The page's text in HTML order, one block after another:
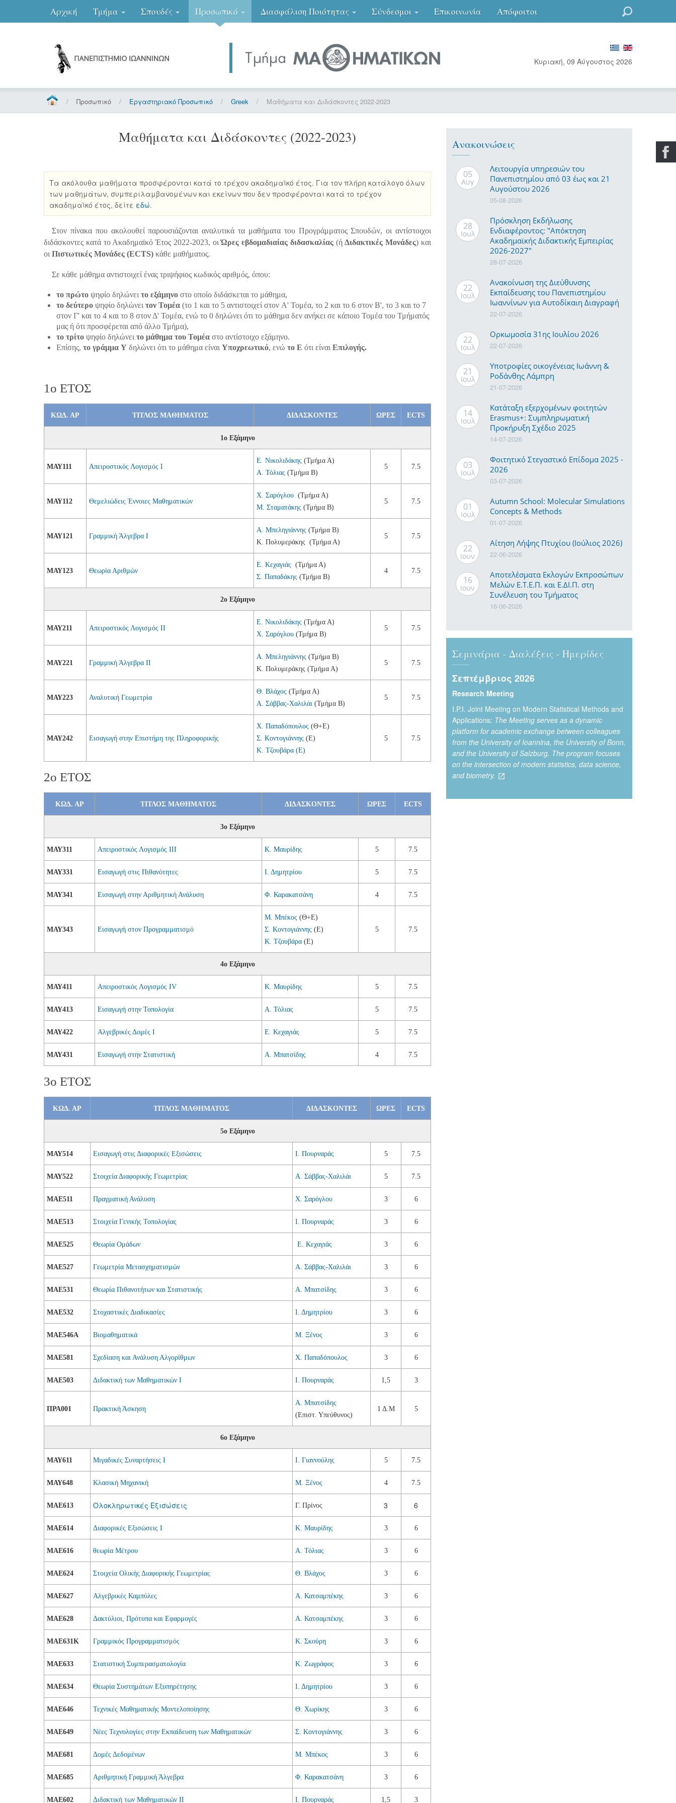
Αρχική Τμήμα Σπουδές Προσωπικό Διασφάλιση Ποιότητας Σύνδεσμοι Επικοινωνία Απόφοιτοι
Κυριακή, 09 Αύγουστος 2026
/ Προσωπικό / Εργαστηριακό Προσωπικό / Greek / Μαθήματα και Διδάσκοντες 2022-2023
Μαθήματα και Διδάσκοντες (2022-2023)
Τα ακόλουθα μαθήματα προσφέρονται κατά το τρέχον ακαδημαϊκό έτος. Για τον πλήρη κατάλογο όλων
των μαθημάτων, συμπεριλαμβανομένων και εκείνων που δεν προσφέρονται κατά το τρέχον
ακαδημαϊκό έτος, δείτε εδώ.
Στον πίνακα που ακολουθεί παρουσιάζονται αναλυτικά τα μαθήματα του Προγράμματος Σπουδών, οι αντίστοιχοι
διδάσκοντες κατά το Ακαδημαϊκό Έτος 2022-2023, οιΏρες εβδομαδιαίας διδασκαλίας(ήΔιδακτικές Μονάδες) και
οι Πιστωτικές Μονάδες (ECTS) κάθε μαθήματος.
Σε κάθε μάθημα αντιστοιχεί ένας τριψήφιος κωδικός αριθμός, όπου:
το πρώτο ψηφίο δηλώνει το εξάμηνο στο οποίο διδάσκεται το μάθημα,
το δεύτερο ψηφίο δηλώνει τον Τομέα (το 1 και το 5 αντιστοιχεί στον A' Τομέα, το 2 και το 6 στον B', το 3 και το 7
στον Γ' και το 4 και το 8 στον Δ' Τομέα, ενώ το 0 δηλώνει ότι το μάθημα δεν ανήκει σε κάποιο Τομέα του Τμήματός
μας ή ότι προσφέρεται από άλλο Τμήμα),
το τρίτο ψηφίο δηλώνει το μάθημα του Τομέα στο αντίστοιχο εξάμηνο.
Επίσης, το γράμμα Y δηλώνει ότι το μάθημα είναι Υποχρεωτικό, ενώ το E ότι είναι Επιλογής.
1ο ΕΤΟΣ
ΚΩΔ. ΑΡ ΤΙΤΛΟΣ MAΘHMATΟΣ ΔIΔAΣKONTEΣ ΩΡΕΣ ECTS
1ο Εξάμηνο
ΜΑΥ111 Απειροστικός Λογισμός I
Ε. Νικολιδάκης (Τμήμα Α)
Α. Τόλιας (Τμήμα Β)
5 7.5
ΜΑΥ112 Θεμελιώδεις Έννοιες Μαθηματικών
Χ. Σαρόγλου (Τμήμα Α)
Μ. Σταματάκης (Τμήμα Β)
5 7.5
ΜΑΥ121 Γραμμική Άλγεβρα I
Α. Μπεληγιάννης (Τμήμα Β)
Κ. Πολυμεράκης (Τμήμα Α)
5 7.5
ΜΑΥ123 Θεωρία Αριθμών
Ε. Κεχαγιάς (Τμήμα Α)
Σ. Παπαδάκης (Τμήμα Β)
4 7.5
2ο Εξάμηνο
ΜΑΥ211 Απειροστικός Λογισμός II
Ε. Νικολιδάκης (Τμήμα Α)
Χ. Σαρόγλου (Τμήμα Β)
5 7.5
ΜΑΥ221 Γραμμική Άλγεβρα II
Α. Μπεληγιάννης (Τμήμα Β)
Κ. Πολυμεράκης (Τμήμα Α)
5 7.5
ΜΑΥ223 Αναλυτική Γεωμετρία
Θ. Βλάχος (Τμήμα Α)
Α. Σάββας-Χαλιλάι (Τμήμα Β)
5 7.5
ΜΑΥ242 Εισαγωγή στην Επιστήμη της Πληροφορικής
Χ. Παπαδόπουλος (Θ+Ε)
Σ. Κοντογιάννης (Ε)
Κ. Τζουβάρα (Ε)
5 7.5
2ο ΕΤΟΣ
ΚΩΔ. ΑΡ ΤΙΤΛΟΣ MAΘHMATΟΣ ΔIΔAΣKONTEΣ ΩΡΕΣ ECTS
3ο Εξάμηνο
ΜΑΥ311 Απειροστικός Λογισμός III Κ. Μαυρίδης 5 7.5
ΜΑΥ331 Εισαγωγή στις Πιθανότητες Ι. Δημητρίου 5 7.5
ΜΑΥ341 Εισαγωγή στην Αριθμητική Ανάλυση Φ. Καρακατσάνη 4 7.5
ΜΑΥ343 Εισαγωγή στον Προγραμματισμό
Μ. Μπέκος (Θ+Ε)
Σ. Κοντογιάννης (Ε)
Κ. Τζουβάρα (Ε)
5 7.5
4ο Εξάμηνο
ΜΑΥ411 Απειροστικός Λογισμός IV Κ. Μαυρίδης 5 7.5
ΜΑΥ413 Εισαγωγή στην Τοπολογία Α. Τόλιας 5 7.5
ΜΑΥ422 Αλγεβρικές Δομές I Ε. Κεχαγιάς 5 7.5
ΜΑΥ431 Εισαγωγή στην Στατιστική Α. Μπατσίδης 4 7.5
3ο ΕΤΟΣ
ΚΩΔ. ΑΡ ΤΙΤΛΟΣ MAΘHMATΟΣ ΔIΔAΣKONTEΣ ΩΡΕΣ ECTS
5ο Εξάμηνο
ΜΑΥ514 Εισαγωγή στις Διαφορικές Εξισώσεις Ι. Πουρναράς 5 7.5
ΜΑΥ522 Στοιχεία Διαφορικής Γεωμετρίας Α. Σάββας-Χαλιλάι 5 7.5
ΜΑΕ511 Πραγματική Ανάλυση Χ. Σαρόγλου 3 6
ΜΑΕ513 Στοιχεία Γενικής Τοπολογίας Ι. Πουρναράς 3 6
ΜΑΕ525 Θεωρία Ομάδων Ε. Κεχαγιάς 3 6
ΜΑΕ527 Γεωμετρία Μετασχηματισμών Α. Σάββας-Χαλιλάι 3 6
ΜΑΕ531 Θεωρία Πιθανοτήτων και Στατιστικής Α. Μπατσίδης 3 6
ΜΑΕ532 Στοχαστικές Διαδικασίες Ι. Δημητρίου 3 6
ΜΑΕ546A Βιομαθηματικά Μ. Ξένος 3 6
ΜΑΕ581 Σχεδίαση και Ανάλυση Αλγορίθμων Χ. Παπαδόπουλος 3 6
ΜΑΕ503 Διδακτική των Μαθηματικών Ι Ι. Πουρναράς 1,5 3
ΠΡΑ001 Πρακτική Άσκηση
Α. Μπατσίδης
(Επιστ. Υπεύθυνος)
1 Δ.Μ 5
6ο Εξάμηνο
ΜΑΥ611 Μιγαδικές Συναρτήσεις Ι Ι. Γιαννούλης 5 7.5
ΜΑΥ648 Κλασική Μηχανική Μ. Ξένος 4 7.5
MAE613 Ολοκληρωτικές Εξισώσεις Γ. Πρίνος 3 6
ΜΑΕ614 Διαφορικές Εξισώσεις Ι Κ. Μαυρίδης 3 6
ΜΑΕ616 θεωρία Μέτρου Α. Τόλιας 3 6
ΜΑΕ624 Στοιχεία Ολικής Διαφορικής Γεωμετρίας Θ. Βλάχος 3 6
ΜΑΕ627 Αλγεβρικές Καμπύλες Α. Κατσαμπέκης 3 6
ΜΑΕ628 Δακτύλιοι, Πρότυπα και Εφαρμογές Α. Κατσαμπέκης 3 6
ΜΑΕ631K Γραμμικός Προγραμματισμός Κ. Σκούρη 3 6
ΜΑΕ633 Στατιστική Συμπερασματολογία Κ. Ζωγράφος 3 6
ΜΑΕ634 Θεωρία Συστημάτων Εξυπηρέτησης Ι. Δημητρίου 3 6
ΜΑΕ646 Τεχνικές Μαθηματικής Μοντελοποίησης Θ. Χωρίκης 3 6
ΜΑΕ649 Νέες Τεχνολογίες στην Εκπαίδευση των Μαθηματικών Σ. Κοντογιάννης 3 6
ΜΑΕ681 Δομές Δεδομένων Μ. Μπέκος 3 6
ΜΑΕ685 Αριθμητική Γραμμική Άλγεβρα Φ. Καρακατσάνη 3 6
ΜΑΕ602 Διδακτική των Μαθηματικών ΙΙ Ι. Πουρναράς 1,5 3
Ανακοινώσεις
05
Αυγ
Λειτουργία υπηρεσιών του
Πανεπιστημίου από 03 έως και 21
Αυγούστου 2026
05-08-2026
28
Ιουλ
Πρόσκληση Εκδήλωσης
Ενδιαφέροντος: "Απόκτηση
Ακαδημαϊκής Διδακτικής Εμπειρίας
2026-2027"
28-07-2026
22
Ιουλ
Ανακοίνωση της Διεύθυνσης
Εκπαίδευσης του Πανεπιστημίου
Ιωαννίνων για Αυτοδίκαιη Διαγραφή
22-07-2026
22
Ιουλ
Ορκωμοσία 31ης Ιουλίου 2026
22-07-2026
21
Ιουλ
Υποτροφίες οικογένειας Ιωάννη &
Ροδάνθης Λάμπρη
21-07-2026
14
Ιουλ
Κατάταξη εξερχομένων φοιτητών
Erasmus+: Συμπληρωματική
Προκήρυξη Σχέδιο 2025
14-07-2026
03
Ιουλ
Φοιτητικό Στεγαστικό Επίδομα 2025 -
2026
03-07-2026
01
Ιουλ
Autumn School: Molecular Simulations
Concepts & Methods
01-07-2026
22
Ιουν
Αίτηση Λήψης Πτυχίου (Ιούλιος 2026)
22-06-2026
16
Ιουν
Αποτελέσματα Εκλογών Εκπροσώπων
Μελών Ε.Τ.Ε.Π. και Ε.ΔΙ.Π. στη
Συνέλευση του Τμήματος
16-06-2026
Σεμινάρια - Διαλέξεις - Ημερίδες
Σεπτέμβριος 2026
Research Meeting
Ι.P.I. Joint Meeting on Modern Statistical Methods and
Applications: The Meeting serves as a dynamic
platform for academic exchange between colleagues
from the University of Ioannina, the University of Bonn,
and the University of Salzburg. The program focuses
on the intersection of modern statistics, data science,
and biometry.